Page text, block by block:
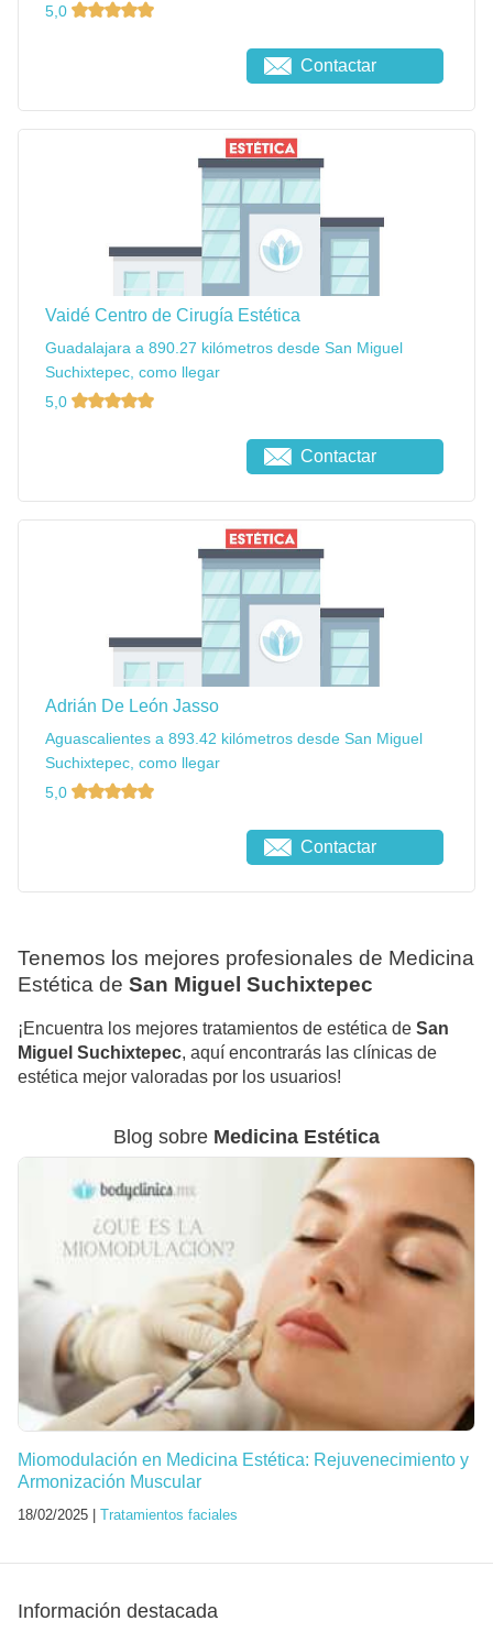
5,0
Contactar
Vaidé Centro de Cirugía Estética
Guadalajara a 890.27 kilómetros desde San Miguel
Suchixtepec, como llegar
5,0
Contactar
Adrián De León Jasso
Aguascalientes a 893.42 kilómetros desde San Miguel
Suchixtepec, como llegar
5,0
Contactar
Tenemos los mejores profesionales de Medicina
Estética de San Miguel Suchixtepec
¡Encuentra los mejores tratamientos de estética de San
Miguel Suchixtepec, aquí encontrarás las clínicas de
estética mejor valoradas por los usuarios!
Blog sobre Medicina Estética
Miomodulación en Medicina Estética: Rejuvenecimiento y
Armonización Muscular
18/02/2025 | Tratamientos faciales
Información destacada